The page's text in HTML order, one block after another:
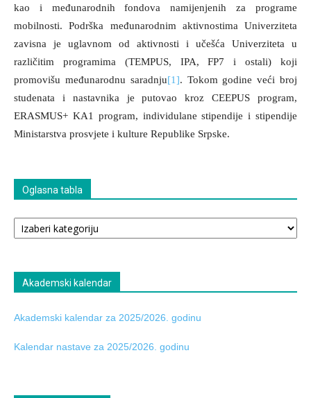
kao i međunarodnih fondova namijenjenih za programe
mobilnosti. Podrška međunarodnim aktivnostima Univerziteta
zavisna je uglavnom od aktivnosti i učešća Univerziteta u
različitim programima (TEMPUS, IPA, FP7 i ostali) koji
promovišu međunarodnu saradnju[1]. Tokom godine veći broj
studenata i nastavnika je putovao kroz CEEPUS program,
ERASMUS+ KA1 program, individulane stipendije i stipendije
Ministarstva prosvjete i kulture Republike Srpske.
Oglasna tabla
Oglasna
tabla
Akademski kalendar
Akademski kalendar za 2025/2026. godinu
Kalendar nastave za 2025/2026. godinu